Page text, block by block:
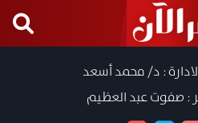
: د/ محمد أسعد
: صفوت عبد العظيم